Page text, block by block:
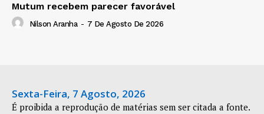
Mutum recebem parecer favorável
Nilson Aranha - 7 De Agosto De 2026
Sexta-Feira, 7 Agosto, 2026
É proibida a reprodução de matérias sem ser citada a fonte.